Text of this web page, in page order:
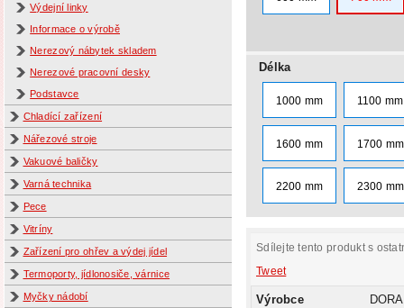
Výdejní linky
Informace o výrobě
Nerezový nábytek skladem
Nerezové pracovní desky
Podstavce
Chladící zařízení
Nářezové stroje
Vakuové baličky
Varná technika
Pece
Vitríny
Zařízení pro ohřev a výdej jídel
Termoporty, jídlonosiče, várnice
Myčky nádobí
Délka
1000 mm 1100 mm
1600 mm 1700 mm
2200 mm 2300 mm
Sdílejte tento produkt s
Tweet
Výrobce